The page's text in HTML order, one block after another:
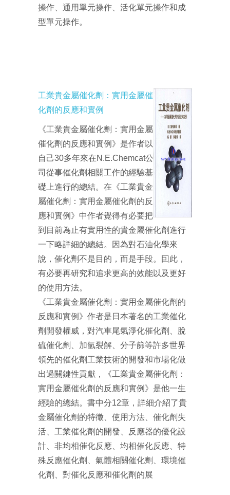
操作、通用單元操作、活化單元操作和成
型單元操作。
工業貴金屬催化劑：實用金屬催
化劑的反應和實例
《工業貴金屬催化劑：實用金屬
催化劑的反應和實例》是作者以
自己30多年來在N.E.Chemcat公
司從事催化劑相關工作的經驗基
礎上進行的總結。在《工業貴金
屬催化劑：實用金屬催化劑的反
應和實例》中作者覺得有必要把
到目前為止有實用性的貴金屬催化劑進行
一下略詳細的總結。因為對石油化學來
說，催化劑不是目的，而是手段。囙此，
有必要再研究和追求更高的效能以及更好
的使用方法。
《工業貴金屬催化劑：實用金屬催化劑的
反應和實例》作者是日本著名的工業催化
劑開發權威，對汽車尾氣淨化催化劑、脫
硫催化劑、加氫裂解、分子篩等許多世界
領先的催化劑工業技術的開發和市場化做
出過關鍵性貢獻，《工業貴金屬催化劑：
實用金屬催化劑的反應和實例》是他一生
經驗的總結。書中分12章，詳細介紹了貴
金屬催化劑的特徵、使用方法、催化劑失
活、工業催化劑的開發、反應器的優化設
計、非均相催化反應、均相催化反應、特
殊反應催化劑、氣體相關催化劑、環境催
化劑、對催化反應和催化劑的展